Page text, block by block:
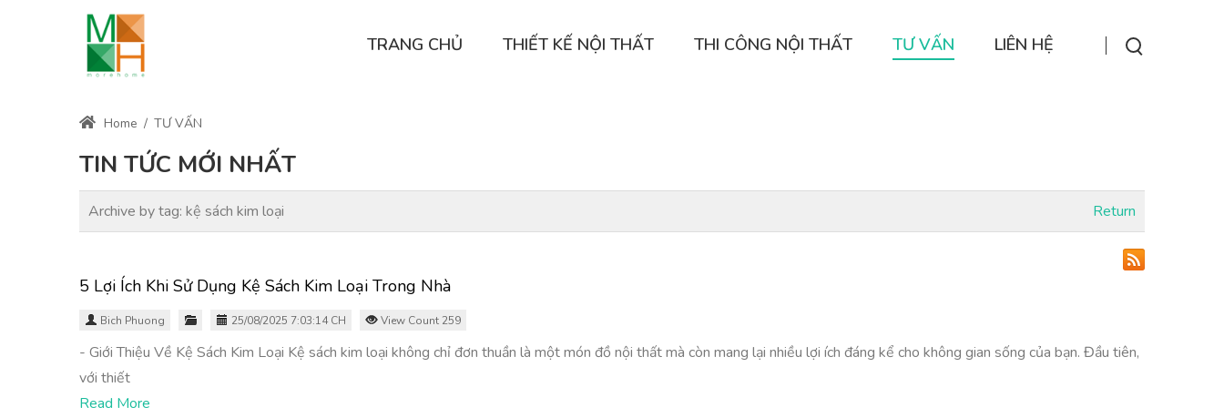
TRANG CHỦ THIẾT KẾ NỘI THẤT THI CÔNG NỘI THẤT TƯ VẤN LIÊN HỆ
Home / TƯ VẤN
TIN TỨC MỚI NHẤT
Archive by tag: kệ sách kim loại Return
5 Lợi Ích Khi Sử Dụng Kệ Sách Kim Loại Trong Nhà
Bich Phuong 25/08/2025 7:03:14 CH View Count 259
- Giới Thiệu Về Kệ Sách Kim Loại Kệ sách kim loại không chỉ đơn thuần là một món đồ nội thất mà còn mang lại nhiều lợi ích đáng kể cho không gian sống của bạn. Đầu tiên,
với thiết
Read More